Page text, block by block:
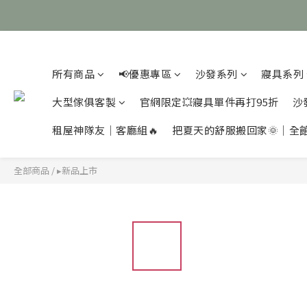
所有商品 📢優惠專區 沙發系列
寢具系列
大型傢俱客製
官網限定💥寢具單件再打95折
沙
租屋神隊友｜客廳組🔥
把夏天的舒服搬回家🌞｜全
全部商品 /▸新品上市